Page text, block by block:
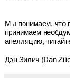
Мы понимаем, что
принимаем
апелляцию,
Дэн Зилич (Dan